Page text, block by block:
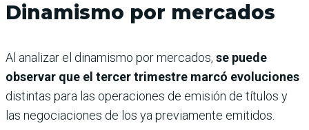
Dinamismo por mercados
Al analizar el dinamismo por mercados, se puede
observar que el tercer trimestre marcó evoluciones
distintas para las operaciones de emisión de títulos y
las negociaciones de los ya previamente emitidos.